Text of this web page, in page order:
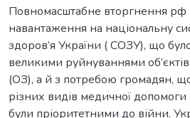
Повномасштабне вторгнення рф
навантаження на національну
здоров’я України ( СОЗУ), що
великими руйнуваннями
(ОЗ), а й з потребою громадян,
різних видів медичної допомоги
були пріоритетними до війни.